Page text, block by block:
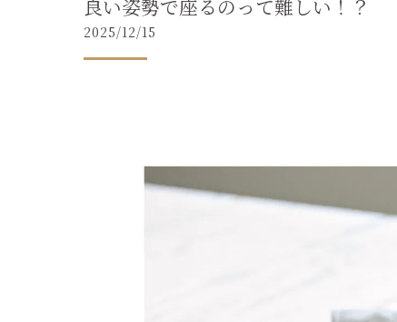
良い姿勢で座るのって難しい！？
2025/12/15